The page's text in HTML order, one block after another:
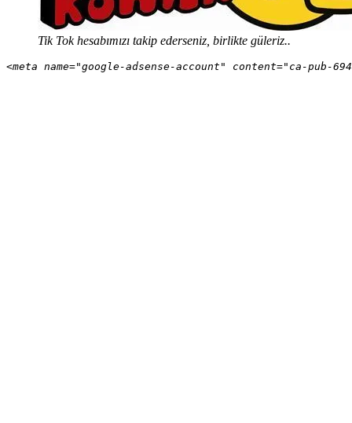
Tik Tok hesabımızı takip ederseniz, birlikte güleriz..
<meta name="google-adsense-account" content="ca-pub-